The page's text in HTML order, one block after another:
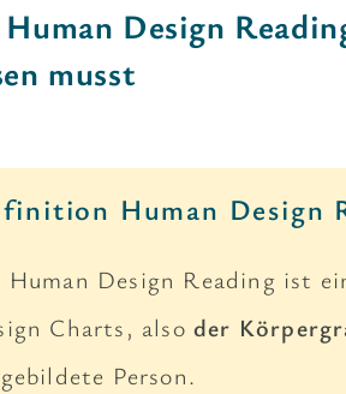
Design
musst
Human Design
Human Design Reading ist
Charts, also der
Person.